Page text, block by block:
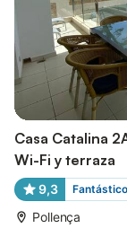
Casa Catalina
Wi-Fi y terraza
9,3 Fantástico
Pollença